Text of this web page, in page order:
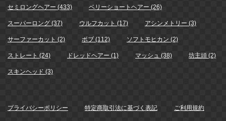
セミロングヘアー (433) ベリーショートヘアー (26)
スーパーロング (37) ウルフカット (17) アシンメトリー (3)
サーファーカット (2) ボブ (112) ソフトモヒカン (2)
ストレート (24) ドレッドヘアー (1) マッシュ (38) 坊主頭 (2)
スキンヘッド (3)
プライバシーポリシー 特定商取引法に基づく表記 ご利用規約